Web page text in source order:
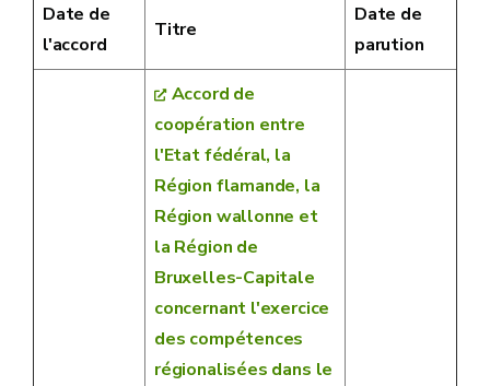
Date de
l'accord
Titre
Date de
parution
Accord de
coopération entre
l'Etat fédéral, la
Région flamande, la
Région wallonne et
la Région de
Bruxelles-Capitale
concernant l'exercice
des compétences
régionalisées dans le